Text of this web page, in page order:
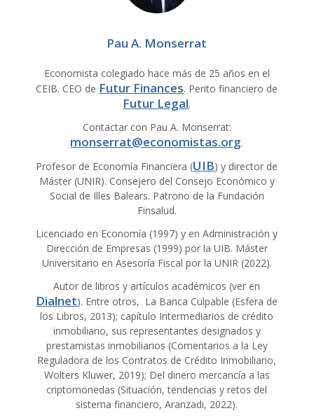
Pau A. Monserrat
Economista colegiado hace más de 25 años en el
CEIB. CEO de Futur Finances. Perito financiero de
Futur Legal.
Contactar con Pau A. Monserrat:
monserrat@economistas.org.
Profesor de Economía Financiera (UIB) y director de
Máster (UNIR). Consejero del Consejo Económico y
Social de Illes Balears. Patrono de la Fundación
Finsalud.
Licenciado en Economía (1997) y en Administración y
Dirección de Empresas (1999) por la UIB. Máster
Universitario en Asesoría Fiscal por la UNIR (2022).
Autor de libros y artículos académicos (ver en
Dialnet). Entre otros, La Banca Culpable (Esfera de
los Libros, 2013); capítulo Intermediarios de crédito
inmobiliario, sus representantes designados y
prestamistas inmobiliarios (Comentarios a la Ley
Reguladora de los Contratos de Crédito Inmobiliario,
Wolters Kluwer, 2019); Del dinero mercancía a las
criptomonedas (Situación, tendencias y retos del
sistema financiero, Aranzadi, 2022).